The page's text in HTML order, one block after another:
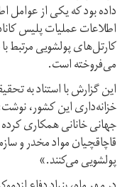
داده بود که یکی از عوامل
اطلاعات عملیات پلیس
کارتل‌های پولشویی مرتبط
می‌فروخته است.
این گزارش با استناد به
خزانه‌داری این کشور،
جهانی خانانی همکاری
قاچاقچیان مواد مخدر و
پولشویی می‌کنند.»